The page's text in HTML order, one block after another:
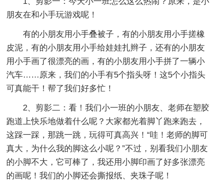
朋友在和小手玩游戏呢！
有的小朋友用小手叠被子，有的小朋友用小手搓橡
皮泥，有的小朋友用小手给娃娃扎辫子，还有的小朋友
用小手画了很漂亮的画，有的小朋友用小手拼了一辆小
汽车……原来，我们的小手有5个指头呀！这5个小指头
可真能干！帮了我们好多忙！
2、剪影二：看！我们小一班的小朋友、老师在塑胶
跑道上快乐地做着什么呢？大家都光着脚丫跑来跑去，
这踩一踩，那跳一跳，玩得可真高兴！“哇！老师的脚可
真大，为什么我的脚这么小呢？”不过，别看我们小朋友
的小脚不大，它可棒了，我还用小脚印画了好多张漂亮
的画呢！我们的小脚还会撕报纸、夹珠子呢！